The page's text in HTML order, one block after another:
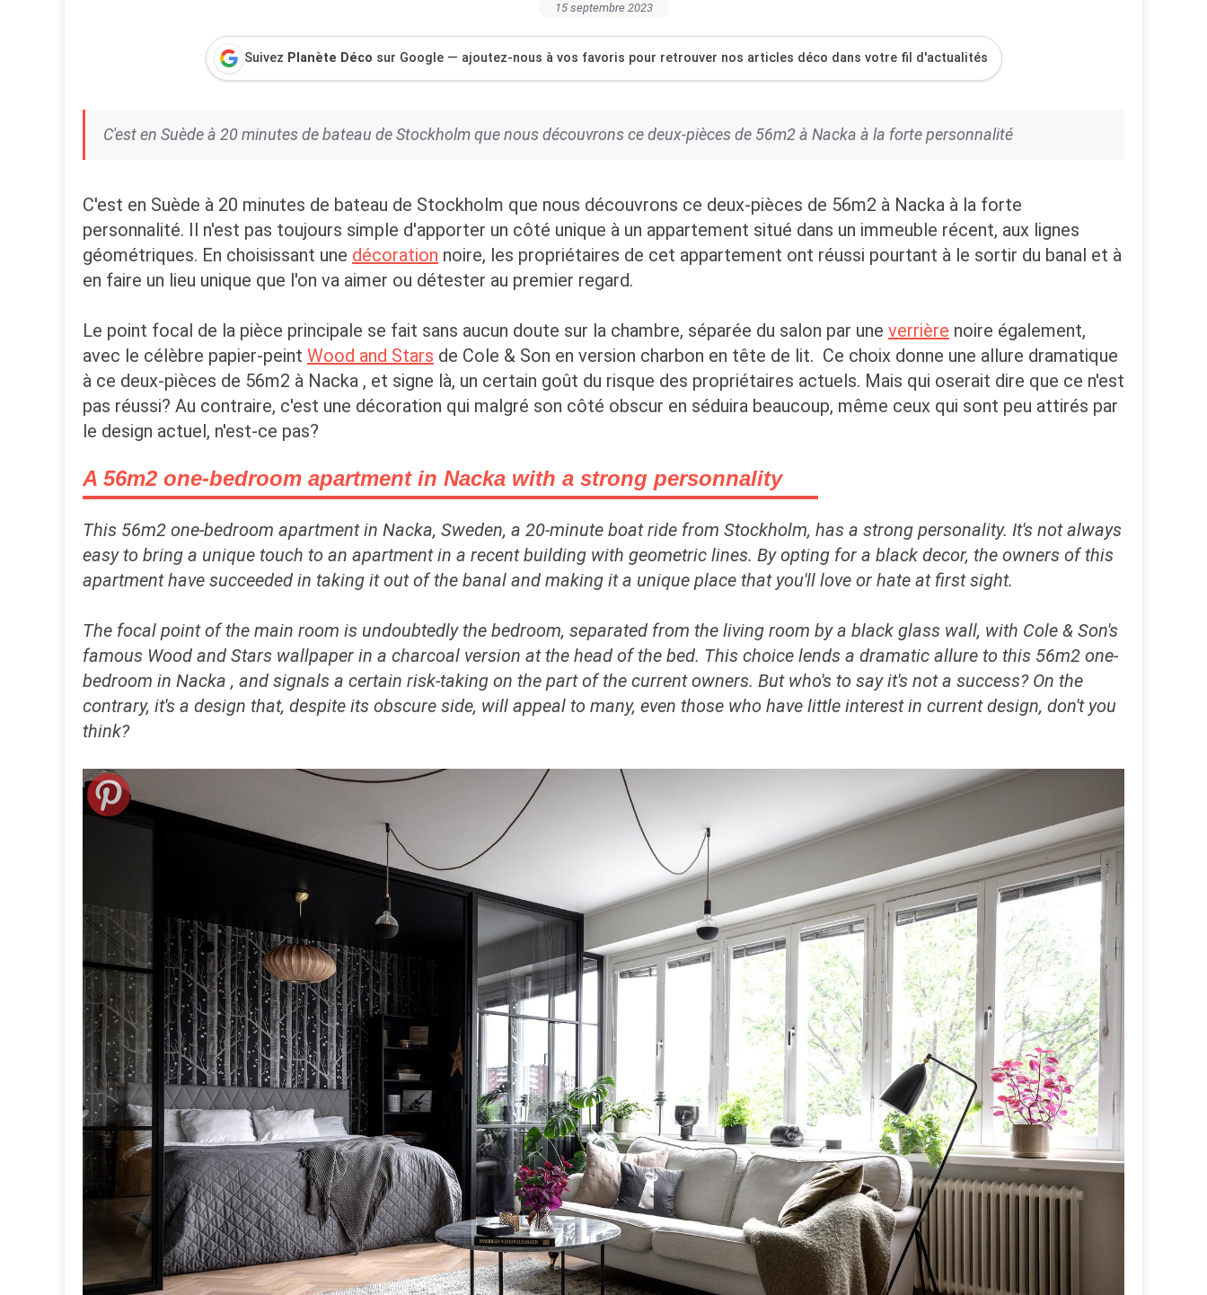
15 septembre 2023
Suivez Planète Déco sur Google — ajoutez-nous à vos favoris pour retrouver nos articles déco dans votre fil d'actualités
C'est en Suède à 20 minutes de bateau de Stockholm que nous découvrons ce deux-pièces de 56m2 à Nacka à la forte personnalité
C'est en Suède à 20 minutes de bateau de Stockholm que nous découvrons ce deux-pièces de 56m2 à Nacka à la forte
personnalité. Il n'est pas toujours simple d'apporter un côté unique à un appartement situé dans un immeuble récent, aux lignes
géométriques. En choisissant une décoration noire, les propriétaires de cet appartement ont réussi pourtant à le sortir du banal et à
en faire un lieu unique que l'on va aimer ou détester au premier regard.
Le point focal de la pièce principale se fait sans aucun doute sur la chambre, séparée du salon par une verrière noire également,
avec le célèbre papier-peint Wood and Stars de Cole & Son en version charbon en tête de lit. Ce choix donne une allure dramatique
à ce deux-pièces de 56m2 à Nacka , et signe là, un certain goût du risque des propriétaires actuels. Mais qui oserait dire que ce n'est
pas réussi? Au contraire, c'est une décoration qui malgré son côté obscur en séduira beaucoup, même ceux qui sont peu attirés par
le design actuel, n'est-ce pas?
A 56m2 one-bedroom apartment in Nacka with a strong personnality
This 56m2 one-bedroom apartment in Nacka, Sweden, a 20-minute boat ride from Stockholm, has a strong personality. It's not always
easy to bring a unique touch to an apartment in a recent building with geometric lines. By opting for a black decor, the owners of this
apartment have succeeded in taking it out of the banal and making it a unique place that you'll love or hate at first sight.
The focal point of the main room is undoubtedly the bedroom, separated from the living room by a black glass wall, with Cole & Son's
famous Wood and Stars wallpaper in a charcoal version at the head of the bed. This choice lends a dramatic allure to this 56m2 one-
bedroom in Nacka , and signals a certain risk-taking on the part of the current owners. But who's to say it's not a success? On the
contrary, it's a design that, despite its obscure side, will appeal to many, even those who have little interest in current design, don't you
think?